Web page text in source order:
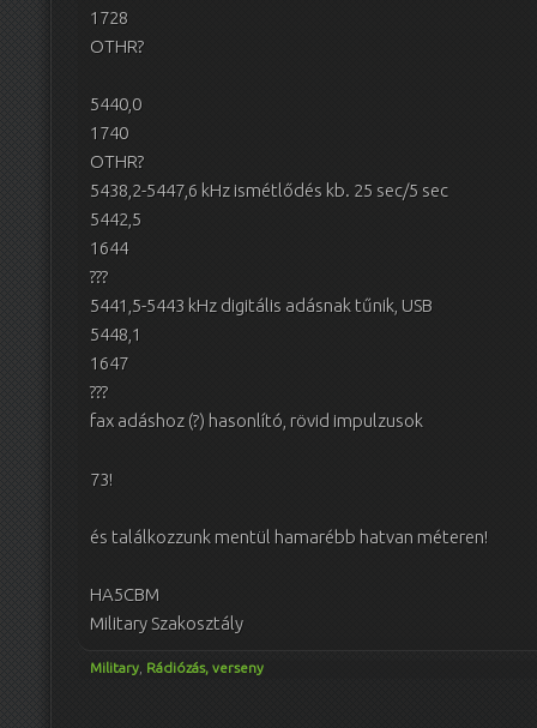
1728
OTHR?
5440,0
1740
OTHR?
5438,2-5447,6 kHz ismétlődés kb. 25 sec/5 sec
5442,5
1644
???
5441,5-5443 kHz digitális adásnak tűnik, USB
5448,1
1647
???
fax adáshoz (?) hasonlító, rövid impulzusok
73!
és találkozzunk mentül hamarébb hatvan méteren!
HA5CBM
Military Szakosztály
Military Rádiózás, verseny